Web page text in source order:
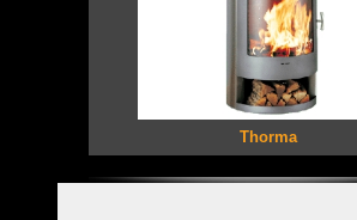
Thorma